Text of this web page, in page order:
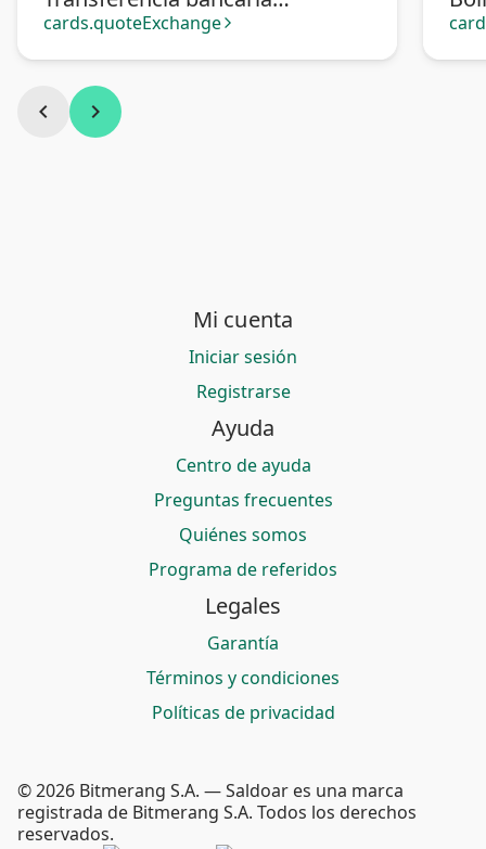
Argentina
cards.quoteExchange arrow_forward_ios
chevron_left chevron_right
Mi cuenta
Iniciar sesión
Registrarse
Ayuda
Centro de ayuda
Preguntas frecuentes
Quiénes somos
Programa de referidos
Legales
Garantía
Términos y condiciones
Políticas de privacidad
© 2026 Bitmerang S.A. — Saldoar es una marca
registrada de Bitmerang S.A. Todos los derechos
reservados.